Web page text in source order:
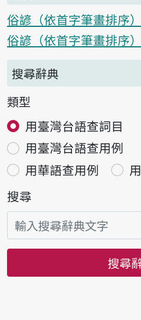
俗諺（依首字筆畫排
俗諺（依首字筆畫排
搜尋辭典
類型
用臺灣台語查詞目
用臺灣台語查用例
用華語查用例
搜尋
搜尋